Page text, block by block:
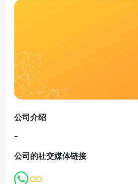
公司介绍
-
公司的社交媒体链接